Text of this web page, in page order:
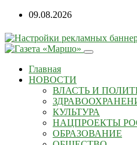
09.08.2026
Главная
НОВОСТИ
ВЛАСТЬ И
КУЛЬТУРА
НАЦПРОЕКТЫ
ОБРАЗОВАНИЕ